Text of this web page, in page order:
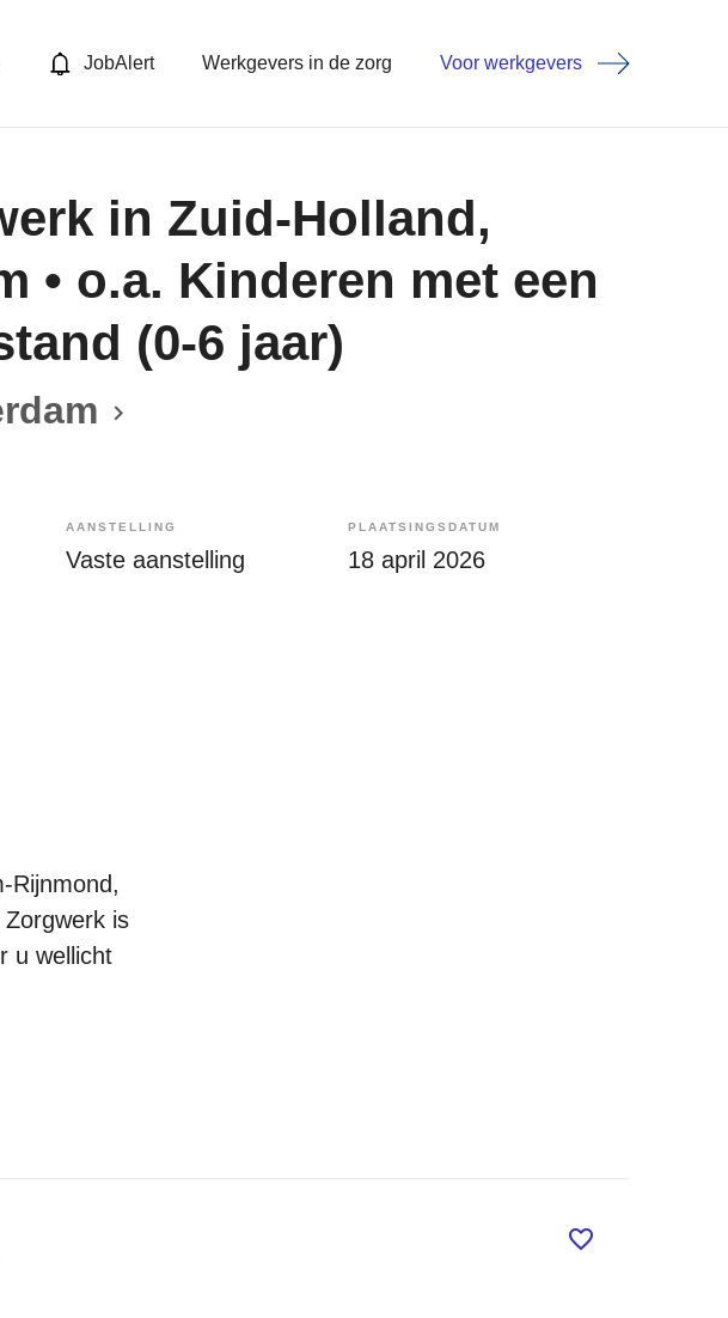
JobAlert Werkgevers in de zorg Voor werkgevers
in Zuid-Holland,
• o.a. Kinderen met een
(0-6 jaar)
AANSTELLING
Vaste aanstelling
PLAATSINGSDATUM
18 april 2026
Rijnmond,
is
u wellicht